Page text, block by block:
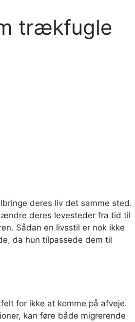
trækfugle
deres liv det samme sted.
deres levesteder fra tid til
Sådan en livsstil er nok ikke
da hun tilpassede dem til
for ikke at komme på afveje.
kan føre både migrerende